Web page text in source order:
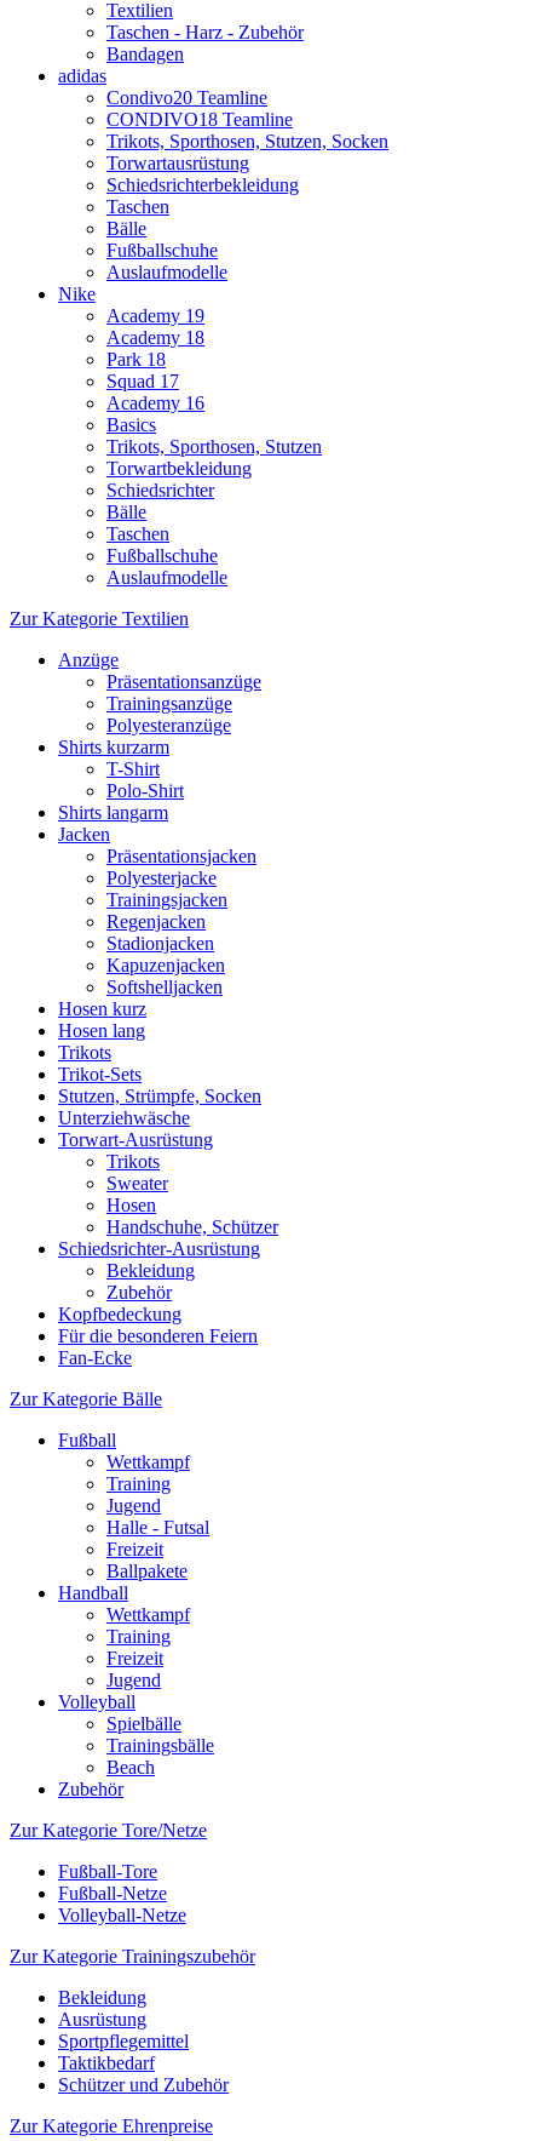
Textilien
Taschen - Harz - Zubehör
Bandagen
adidas
Condivo20 Teamline
CONDIVO18 Teamline
Trikots, Sporthosen, Stutzen, Socken
Torwartausrüstung
Schiedsrichterbekleidung
Taschen
Bälle
Fußballschuhe
Auslaufmodelle
Nike
Academy 19
Academy 18
Park 18
Squad 17
Academy 16
Basics
Trikots, Sporthosen, Stutzen
Torwartbekleidung
Schiedsrichter
Bälle
Taschen
Fußballschuhe
Auslaufmodelle
Zur Kategorie Textilien
Anzüge
Präsentationsanzüge
Trainingsanzüge
Polyesteranzüge
Shirts kurzarm
T-Shirt
Polo-Shirt
Shirts langarm
Jacken
Präsentationsjacken
Polyesterjacke
Trainingsjacken
Regenjacken
Stadionjacken
Kapuzenjacken
Softshelljacken
Hosen kurz
Hosen lang
Trikots
Trikot-Sets
Stutzen, Strümpfe, Socken
Unterziehwäsche
Torwart-Ausrüstung
Trikots
Sweater
Hosen
Handschuhe, Schützer
Schiedsrichter-Ausrüstung
Bekleidung
Zubehör
Kopfbedeckung
Für die besonderen Feiern
Fan-Ecke
Zur Kategorie Bälle
Fußball
Wettkampf
Training
Jugend
Halle - Futsal
Freizeit
Ballpakete
Handball
Wettkampf
Training
Freizeit
Jugend
Volleyball
Spielbälle
Trainingsbälle
Beach
Zubehör
Zur Kategorie Tore/Netze
Fußball-Tore
Fußball-Netze
Volleyball-Netze
Zur Kategorie Trainingszubehör
Bekleidung
Ausrüstung
Sportpflegemittel
Taktikbedarf
Schützer und Zubehör
Zur Kategorie Ehrenpreise